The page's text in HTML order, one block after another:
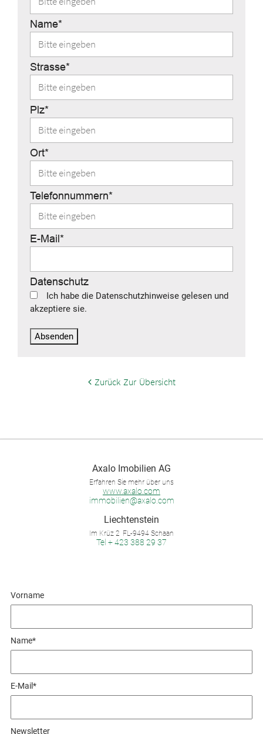
Name*
Strasse*
Plz*
Ort*
Telefonnummern*
E-Mail*
Datenschutz
Ich habe die Datenschutzhinweise gelesen und
akzeptiere sie.
Absenden
Zurück Zur Übersicht
Axalo Imobilien AG
Erfahren Sie mehr über uns
www.axalo.com
immobilien@axalo.com
Liechtenstein
Im Krüz 2 FL-9494 Schaan
Tel + 423 388 29 37
Vorname
Name*
E-Mail*
Newsletter